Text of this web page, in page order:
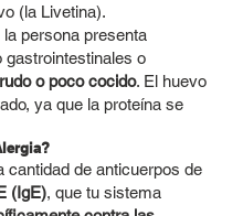
(la Livetina).
persona presenta
o
o poco cocido. El huevo
ya que la proteína se
cantidad de anticuerpos de
(IgE), que tu sistema